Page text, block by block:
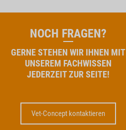
NOCH FRAGEN?
GERNE STEHEN WIR IHNEN MIT
UNSEREM FACHWISSEN
JEDERZEIT ZUR SEITE!
Vet-Concept kontaktieren